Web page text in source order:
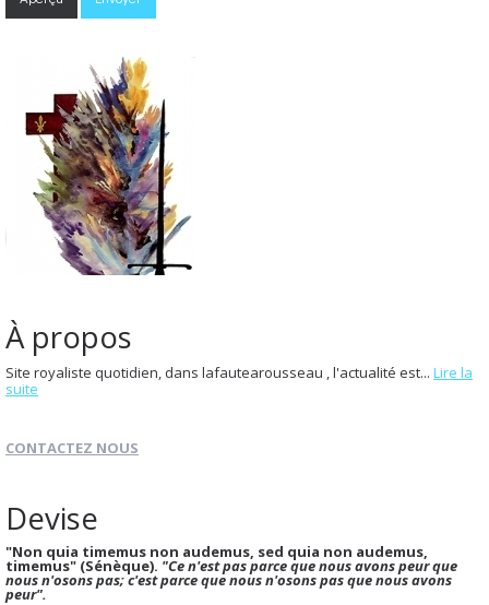
À propos
Site royaliste quotidien, dans lafautearousseau , l'actualité est... Lire la
suite
CONTACTEZ NOUS
Devise
"Non quia timemus non audemus, sed quia non audemus,
timemus" (Sénèque). "Ce n'est pas parce que nous avons peur que
nous n'osons pas; c'est parce que nous n'osons pas que nous avons
peur".